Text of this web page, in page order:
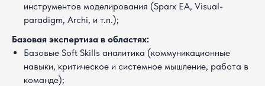
инструментов моделирования (Sparx EA, Visual-
paradigm, Archi, и т.п.);
Базовая экспертиза в областях:
Базовые Soft Skills аналитика (коммуникационные
навыки, критическое и системное мышление, работа в
команде);